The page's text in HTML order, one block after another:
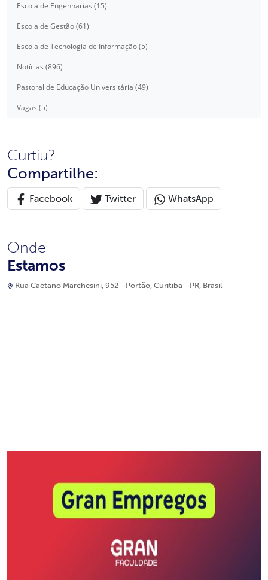
Escola de Engenharias (15)
Escola de Gestão (61)
Escola de Tecnologia de Informação (5)
Notícias (896)
Pastoral de Educação Universitária (49)
Vagas (5)
Curtiu?
Compartilhe:
Facebook Twitter WhatsApp
Onde
Estamos
Rua Caetano Marchesini, 952 - Portão, Curitiba - PR, Brasil